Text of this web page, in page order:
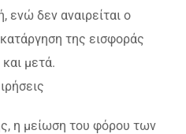
ενώ δεν αναιρείται ο
της εισφοράς
μετά.
η μείωση του φόρου των